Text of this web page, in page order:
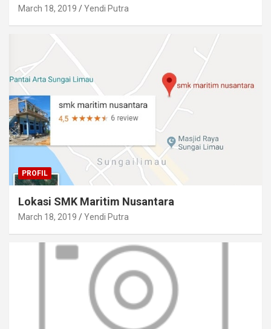
March 18, 2019 Yendi Putra
PROFIL
Lokasi SMK Maritim Nusantara
March 18, 2019 Yendi Putra